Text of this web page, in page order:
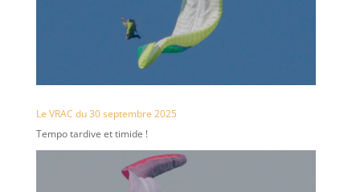
Le VRAC du 30 septembre 2025
Tempo tardive et timide !